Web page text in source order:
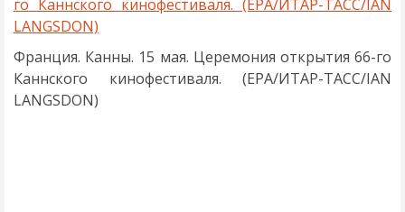
Франция. Канны. 15 мая. Церемония открытия 66-го
Каннского кинофестиваля. (EPA/ИТАР-ТАСС/IAN
LANGSDON)